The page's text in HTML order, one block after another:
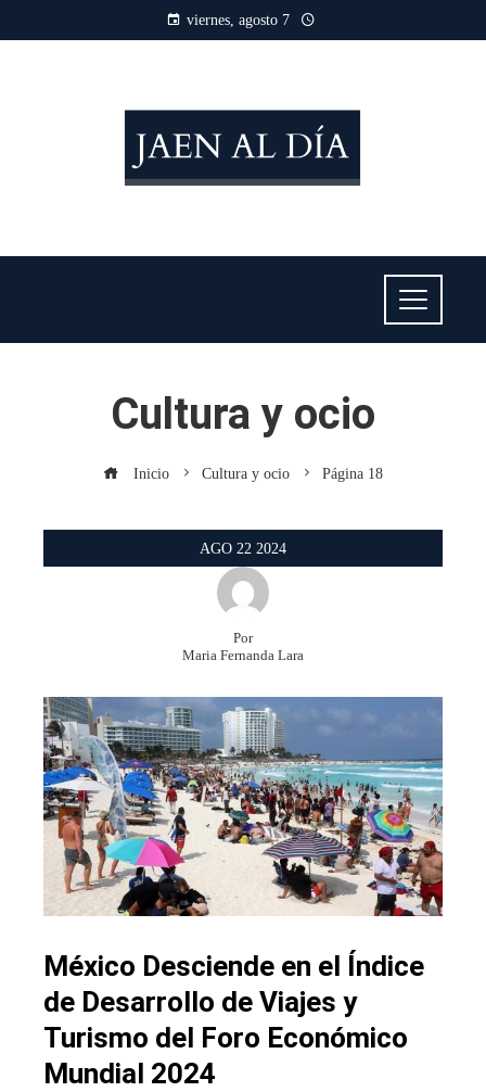
viernes, agosto 7
Cultura y ocio
Inicio Cultura y ocio Página 18
AGO 22 2024
Por
Maria Fernanda Lara
México Desciende en el Índice
de Desarrollo de Viajes y
Turismo del Foro Económico
Mundial 2024